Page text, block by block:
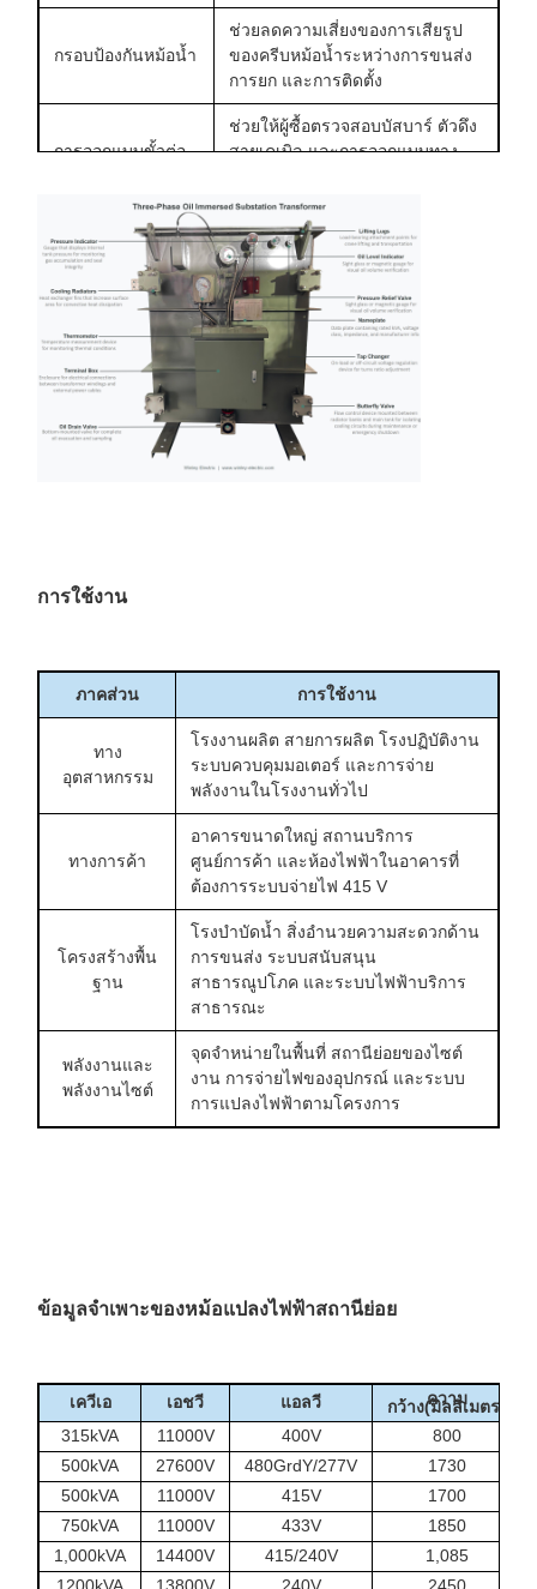
กรอบป้องกันหม้อน้ำ
ช่วยลดความเสี่ยงของการเสียรูป
ของครีบหม้อน้ำระหว่างการขนส่ง
การยก และการติดตั้ง
การออกแบบขั้วต่อ
ช่วยให้ผู้ซื้อตรวจสอบบัสบาร์ ตัวดึง
สายเคเบิล และการออกแบบทาง
สอบเฉพาะแรงดันไฟฟ้าเท่านั้น
ส่วนประกอบการ
ตรวจสอบการ
ดำเนินงาน
ช่วยให้ผู้ปฏิบัติงานสามารถตรวจ
สอบระดับน้ำมัน อุณหภูมิน้ำมัน
และสถานะแรงดัน การลดแรงกด
ทับรองรับการป้องกันแรงดันเกิน
วาล์วระบายน้ำ /
การจัดเรียงตัวอย่าง
รองรับการเก็บตัวอย่างน้ำมันใน
อนาคต การทดสอบการสลายไดอิ
เล็กทริก และ DGA ค่าเฉลี่ย DBV
ของน้ำมันที่ทดสอบคือ 43.25kV
การใช้งาน
ภาคส่วน การใช้งาน
ทาง
อุตสาหกรรม
โรงงานผลิต สายการผลิต โรงปฏิบัติงาน
ระบบควบคุมมอเตอร์ และการจ่าย
พลังงานในโรงงานทั่วไป
ทางการค้า
อาคารขนาดใหญ่ สถานบริการ
ศูนย์การค้า และห้องไฟฟ้าในอาคารที่
ต้องการระบบจ่ายไฟ 415 V
โครงสร้างพื้น
ฐาน
โรงบำบัดน้ำ สิ่งอำนวยความสะดวกด้าน
การขนส่ง ระบบสนับสนุน
สาธารณูปโภค และระบบไฟฟ้าบริการ
สาธารณะ
พลังงานและ
พลังงานไซต์
จุดจำหน่ายในพื้นที่ สถานีย่อยของไซต์
งาน การจ่ายไฟของอุปกรณ์ และระบบ
การแปลงไฟฟ้าตามโครงการ
ข้อมูลจำเพาะของหม้อแปลงไฟฟ้าสถานีย่อย
เควีเอ เอชวี แอลวี ความ
กว้าง(มิลลิเมตร)
315kVA
11000V 400V
800
500kVA
27600V 480GrdY/277V
1730
500kVA
11000V 415V
1700
750kVA
11000V 433V
1850
1,000kVA
14400V 415/240V
1,085